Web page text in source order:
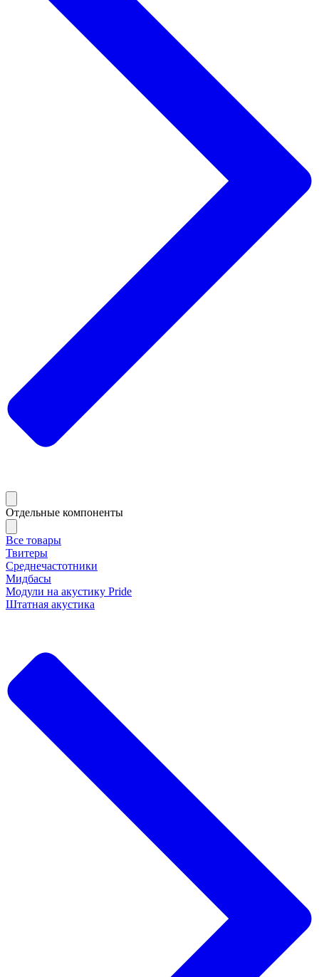
Отдельные компоненты
Все товары
Твитеры
Среднечастотники
Мидбасы
Модули на акустику Pride
Штатная акустика